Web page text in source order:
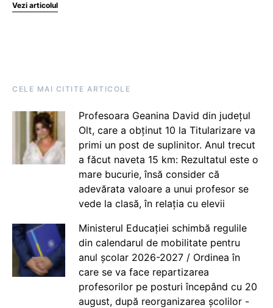
Vezi articolul
CELE MAI CITITE ARTICOLE
Profesoara Geanina David din județul
Olt, care a obținut 10 la Titularizare va
primi un post de suplinitor. Anul trecut
a făcut naveta 15 km: Rezultatul este o
mare bucurie, însă consider că
adevărata valoare a unui profesor se
vede la clasă, în relația cu elevii
Ministerul Educației schimbă regulile
din calendarul de mobilitate pentru
anul școlar 2026-2027 / Ordinea în
care se va face repartizarea
profesorilor pe posturi începând cu 20
august, după reorganizarea școlilor -